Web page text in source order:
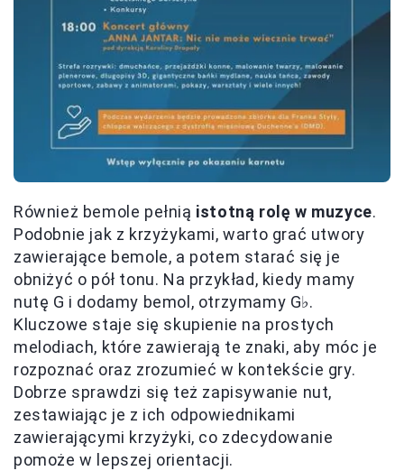
Również bemole pełnią istotną rolę w muzyce.
Podobnie jak z krzyżykami, warto grać utwory
zawierające bemole, a potem starać się je
obniżyć o pół tonu. Na przykład, kiedy mamy
nutę G i dodamy bemol, otrzymamy G♭.
Kluczowe staje się skupienie na prostych
melodiach, które zawierają te znaki, aby móc je
rozpoznać oraz zrozumieć w kontekście gry.
Dobrze sprawdzi się też zapisywanie nut,
zestawiając je z ich odpowiednikami
zawierającymi krzyżyki, co zdecydowanie
pomoże w lepszej orientacji.